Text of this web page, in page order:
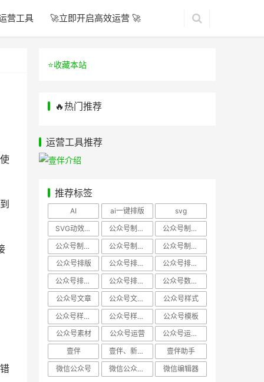
营工具 🚀立即开启高效运营 🚀
⭐️收藏本站
🔥热门推荐
运营工具推荐
推荐标签
AI ai一键排版
svg
SVG动效样式
公众号制作、公众号排版
公众号制作、公众号模板
公众号制作、微信编辑器
公众号制作，公众号排版
公众号制作，公众号排版、微信编辑器
公众号排版
公众号排版，公众号模板
公众号排版，公众号素材
公众号排版，微信编辑器
公众号排版，排版样式
公众号数据分析
公众号文章
公众号文章、公众号运营
公众号样式
公众号样式，微信公众号排版
公众号样式，微信编辑器
公众号模板
公众号素材
公众号运营
公众号运营，公众号编辑器
壹伴
壹伴、新媒体运营
壹伴助手
微信公众号
微信公众号，样式模板、公众号样式 微信编辑器